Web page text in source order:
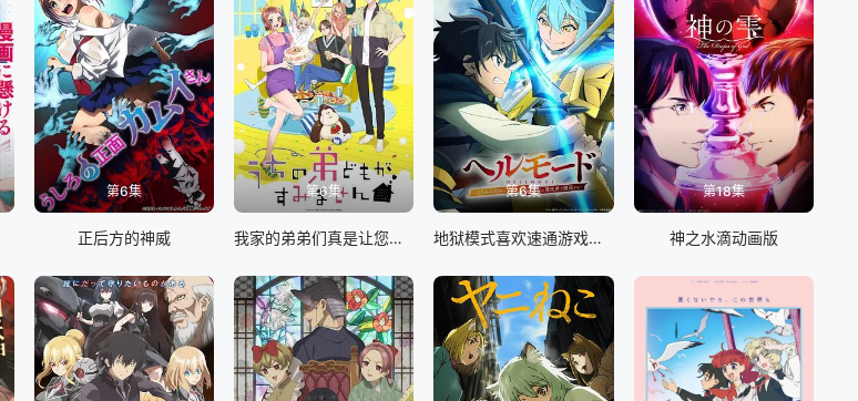
では人間主義者を煽動し、魔法師を社会から排除しようとする謎の美青年・周公瑾の陰謀が蠢き始めていた
」がついに開幕！
第6集
正后方的神威
第6集
我家的弟弟们真是让您费心了
第6集
地狱模式喜欢速通游戏的玩家在废设定异世界无双 第二季
第18集
神之水滴动画版